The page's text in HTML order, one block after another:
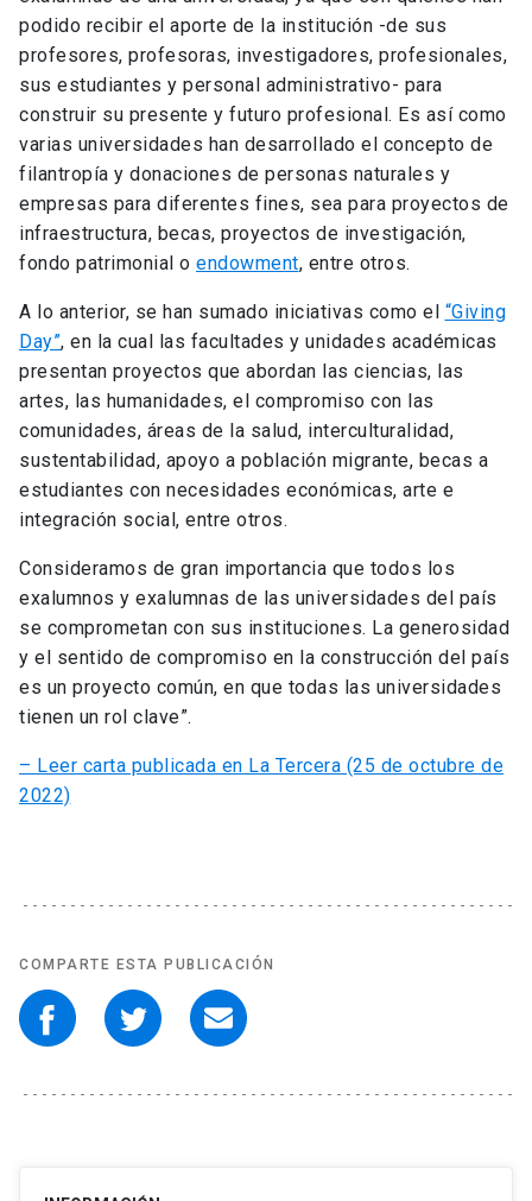
podido recibir el aporte de la institución -de sus
profesores, profesoras, investigadores, profesionales,
sus estudiantes y personal administrativo- para
construir su presente y futuro profesional. Es así como
varias universidades han desarrollado el concepto de
filantropía y donaciones de personas naturales y
empresas para diferentes fines, sea para proyectos de
infraestructura, becas, proyectos de investigación,
fondo patrimonial o endowment, entre otros.
A lo anterior, se han sumado iniciativas como el “Giving
Day”, en la cual las facultades y unidades académicas
presentan proyectos que abordan las ciencias, las
artes, las humanidades, el compromiso con las
comunidades, áreas de la salud, interculturalidad,
sustentabilidad, apoyo a población migrante, becas a
estudiantes con necesidades económicas, arte e
integración social, entre otros.
Consideramos de gran importancia que todos los
exalumnos y exalumnas de las universidades del país
se comprometan con sus instituciones. La generosidad
y el sentido de compromiso en la construcción del país
es un proyecto común, en que todas las universidades
tienen un rol clave”.
– Leer carta publicada en La Tercera (25 de octubre de
2022)
COMPARTE ESTA PUBLICACIÓN